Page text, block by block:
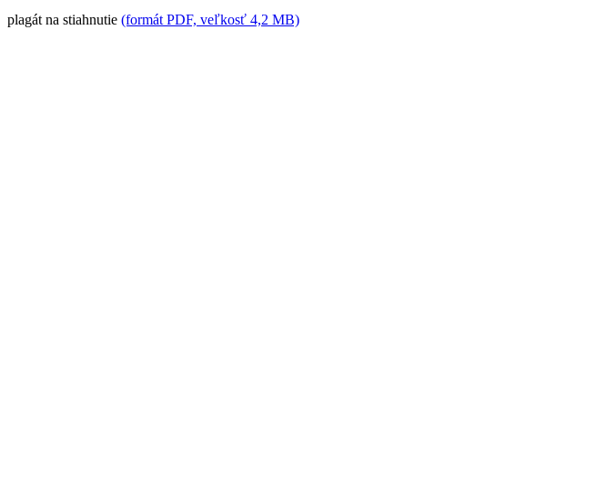
plagát na stiahnutie (formát PDF, veľkosť 4,2 MB)